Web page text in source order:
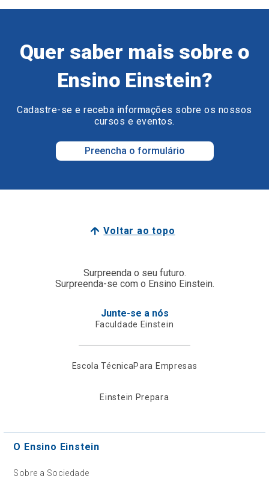
Quer saber mais sobre o
Ensino Einstein?
Cadastre-se e receba informações sobre os nossos
cursos e eventos.
Preencha o formulário
Voltar ao topo
Surpreenda o seu futuro.
Surpreenda-se com o Ensino Einstein.
Junte-se a nós
Faculdade Einstein
Escola TécnicaPara Empresas
Einstein Prepara
O Ensino Einstein
Sobre a Sociedade